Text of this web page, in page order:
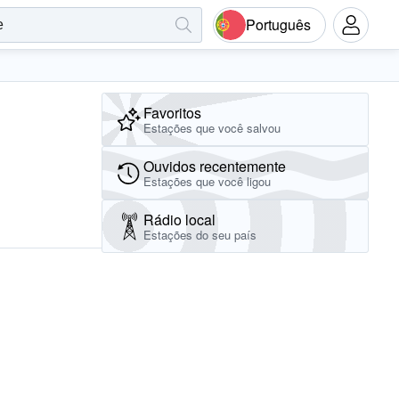
Português
Favoritos
Estações que você salvou
Ouvidos recentemente
Estações que você ligou
Rádio local
Estações do seu país